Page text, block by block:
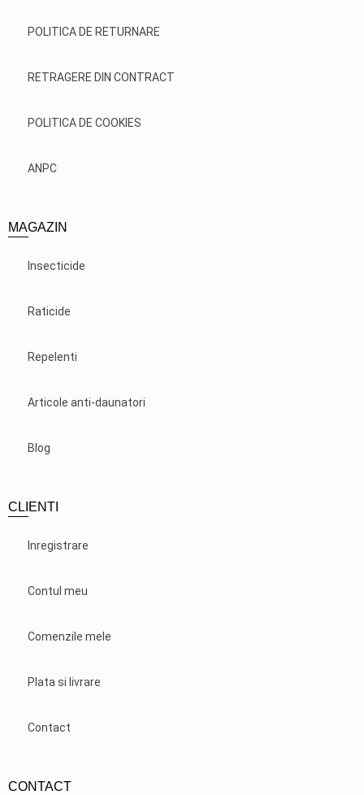
POLITICA DE RETURNARE
RETRAGERE DIN CONTRACT
POLITICA DE COOKIES
ANPC
MAGAZIN
Insecticide
Raticide
Repelenti
Articole anti-daunatori
Blog
CLIENTI
Inregistrare
Contul meu
Comenzile mele
Plata si livrare
Contact
CONTACT